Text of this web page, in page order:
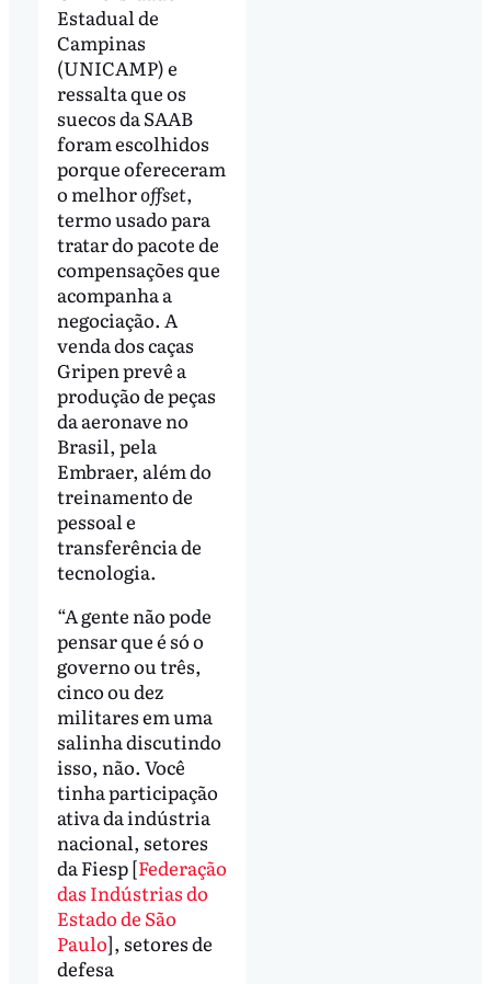
Estadual de
Campinas
(UNICAMP) e
ressalta que os
suecos da SAAB
foram escolhidos
porque ofereceram
o melhoroffset,
termo usado para
tratar do pacote de
compensações que
acompanha a
negociação. A
venda dos caças
Gripen prevê a
produção de peças
da aeronave no
Brasil, pela
Embraer, além do
treinamento de
pessoal e
transferência de
tecnologia.
“A gente não pode
pensar que é só o
governo ou três,
cinco ou dez
militares em uma
salinha discutindo
isso, não. Você
tinha participação
ativa da indústria
nacional, setores
da Fiesp [Federação
das Indústrias do
Estado de São
Paulo], setores de
defesa